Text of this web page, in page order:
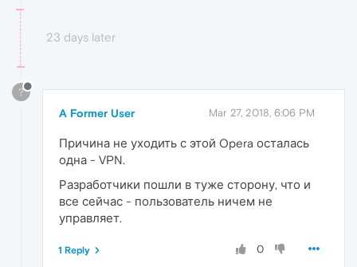
23 days later
?
A Former User Mar 27, 2018, 6:06 PM
Причина не уходить с этой Opera осталась
одна - VPN.
Разработчики пошли в туже сторону, что и
все сейчас - пользователь ничем не
управляет.
0
1 Reply